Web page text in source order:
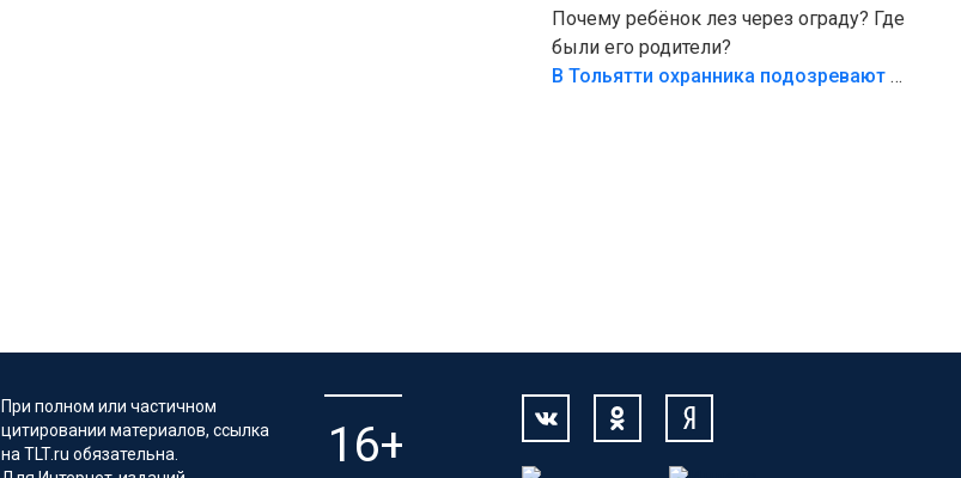
судьбу.
Почему ребёнок лез через ограду? Где
были его родители?
В Тольятти охранника подозревают в причинении смерти ребенку
При полном или частичном
цитировании материалов, ссылка
на TLT.ru обязательна.